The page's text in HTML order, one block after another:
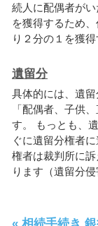
続人に配偶者が
を獲得するため
り２分の１を獲
遺留分
具体的には、遺
「配偶者、子供
す。 もっとも、
ぐに遺留分権者
権者は裁判所に
ります（遺留分